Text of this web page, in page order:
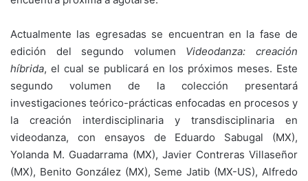
Actualmente las egresadas se encuentran en la fase de
edición del segundo volumen Videodanza: creación
híbrida, el cual se publicará en los próximos meses. Este
segundo volumen de la colección presentará
investigaciones teórico-prácticas enfocadas en procesos y
la creación interdisciplinaria y transdisciplinaria en
videodanza, con ensayos de Eduardo Sabugal (MX),
Yolanda M. Guadarrama (MX), Javier Contreras Villaseñor
(MX), Benito González (MX), Seme Jatib (MX-US), Alfredo